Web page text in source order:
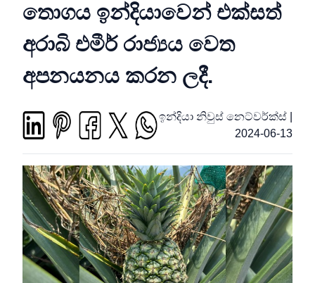
තොගය ඉන්දියාවෙන් එක්සත්
අරාබි එමීර් රාජ්‍යය වෙත
අපනයනය කරන ලදී.
ඉන්දියා නිවුස් නෙට්වර්ක්ස්
2024-06-13